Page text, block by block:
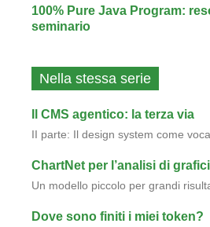
100% Pure Java Program:
seminario
Nella stessa serie
Il CMS agentico: la terza via
II parte: Il design system come
ChartNet per l’analisi di grafici
Un modello piccolo per grandi
Dove sono finiti i miei token?